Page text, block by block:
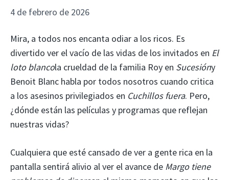
4 de febrero de 2026
Mira, a todos nos encanta odiar a los ricos. Es
divertido ver el vacío de las vidas de los invitados en El
loto blancola crueldad de la familia Roy en Sucesióny
Benoit Blanc habla por todos nosotros cuando critica
a los asesinos privilegiados en Cuchillos fuera. Pero,
¿dónde están las películas y programas que reflejan
nuestras vidas?
Cualquiera que esté cansado de ver a gente rica en la
pantalla sentirá alivio al ver el avance de Margo tiene